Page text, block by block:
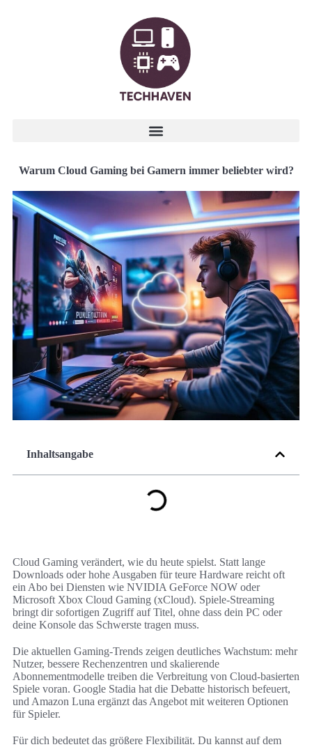
Warum Cloud Gaming bei Gamern immer beliebter wird?
Inhaltsangabe
Cloud Gaming verändert, wie du heute spielst. Statt lange
Downloads oder hohe Ausgaben für teure Hardware reicht oft
ein Abo bei Diensten wie NVIDIA GeForce NOW oder
Microsoft Xbox Cloud Gaming (xCloud). Spiele-Streaming
bringt dir sofortigen Zugriff auf Titel, ohne dass dein PC oder
deine Konsole das Schwerste tragen muss.
Die aktuellen Gaming-Trends zeigen deutliches Wachstum: mehr
Nutzer, bessere Rechenzentren und skalierende
Abonnementmodelle treiben die Verbreitung von Cloud-basierten
Spiele voran. Google Stadia hat die Debatte historisch befeuert,
und Amazon Luna ergänzt das Angebot mit weiteren Optionen
für Spieler.
Für dich bedeutet das größere Flexibilität. Du kannst auf dem